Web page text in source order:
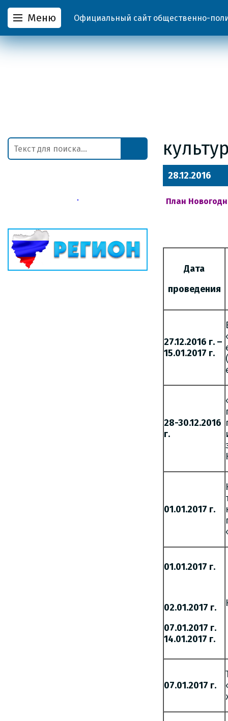
Меню Официальный сайт общественно-
28.12.2016
План
Дата
проведения
27.12.2016 г. –
15.01.2017 г.
28-30.12.2016
г.
01.01.2017 г.
01.01.2017 г.
02.01.2017 г.
07.01.2017 г.
14.01.2017 г.
07.01.2017 г.